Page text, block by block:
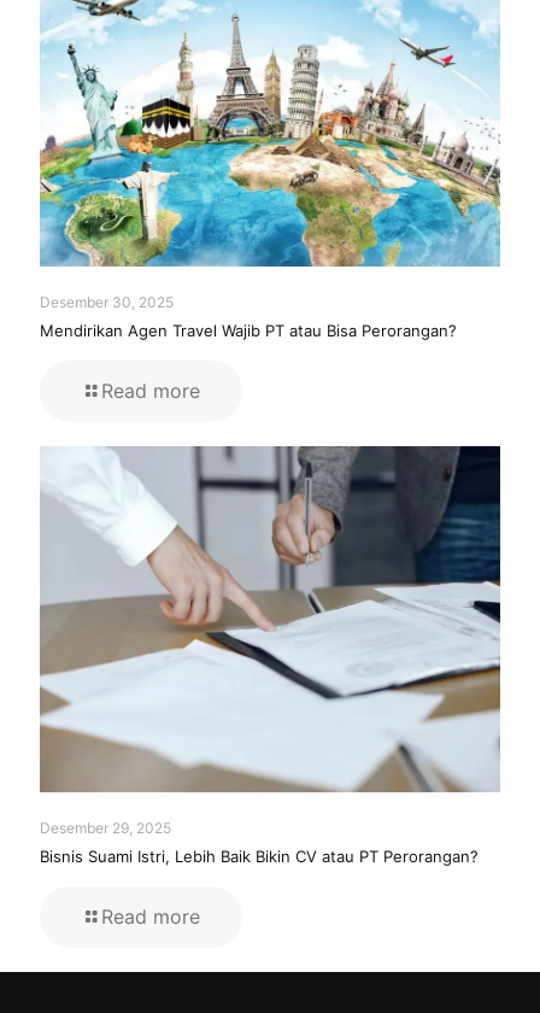
Desember 30, 2025
Mendirikan Agen Travel Wajib PT atau Bisa Perorangan?
Read more
Desember 29, 2025
Bisnis Suami Istri, Lebih Baik Bikin CV atau PT Perorangan?
Read more